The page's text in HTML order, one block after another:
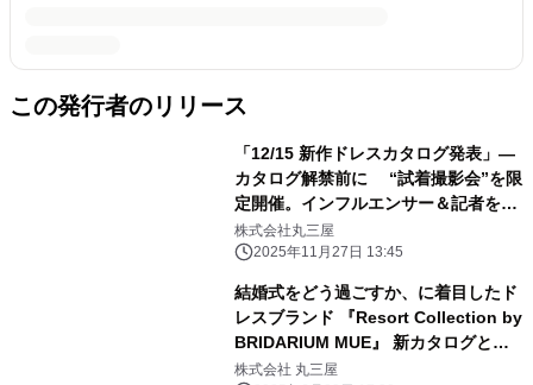
この発行者のリリース
「12/15 新作ドレスカタログ発表」―
カタログ解禁前に “試着撮影会”を限
定開催。インフルエンサー＆記者を先
行招待。
株式会社丸三屋
2025年11月27日 13:45
結婚式をどう過ごすか、に着目したド
レスブランド 『Resort Collection by
BRIDARIUM MUE』 新カタログとス
ペシャルコンテンツが2025年6月20日
株式会社 丸三屋